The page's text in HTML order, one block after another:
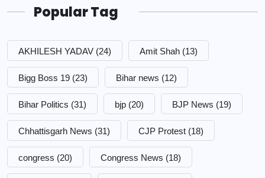
Popular Tag
AKHILESH YADAV (24) Amit Shah (13)
Bigg Boss 19 (23) Bihar news (12)
Bihar Politics (31) bjp (20) BJP News (19)
Chhattisgarh News (31) CJP Protest (18)
congress (20) Congress News (18)